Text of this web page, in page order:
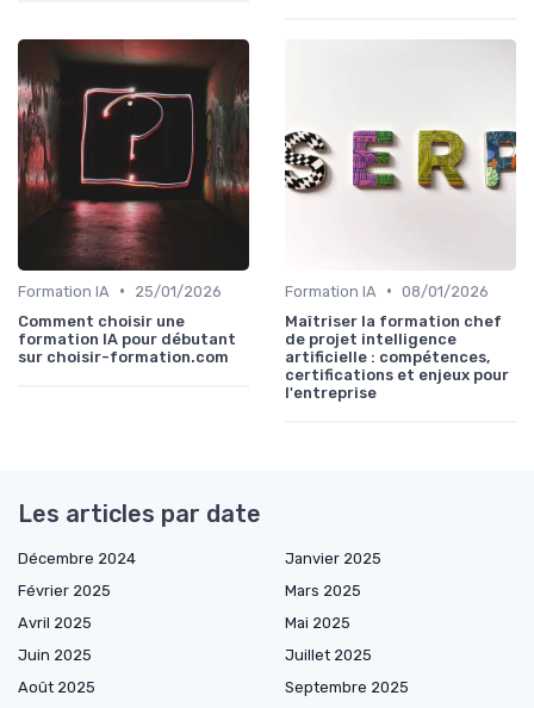
Formation IA •
25/01/2026
Comment choisir une
formation IA pour débutant
sur choisir-formation.com
Formation IA • 08/01/2026
Maîtriser la formation chef
de projet intelligence
artificielle : compétences,
certifications et enjeux pour
l'entreprise
Les articles par date
Décembre 2024
Janvier 2025
Février 2025
Mars 2025
Avril 2025
Mai 2025
Juin 2025
Juillet 2025
Août 2025
Septembre 2025